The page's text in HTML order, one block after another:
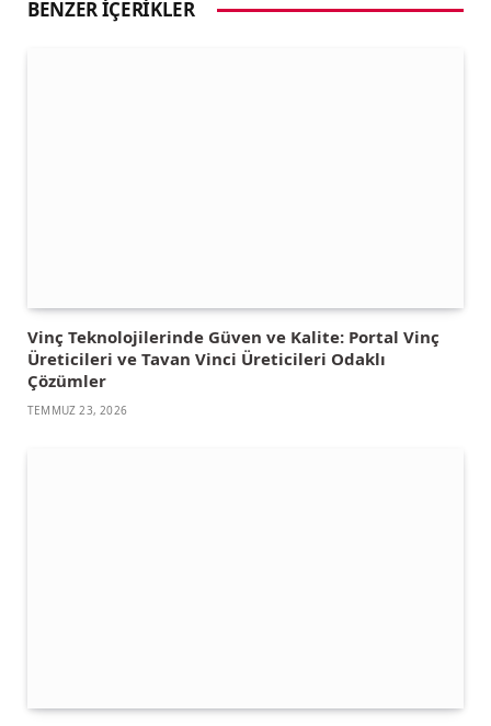
BENZER İÇERIKLER
Vinç Teknolojilerinde Güven ve Kalite: Portal Vinç
Üreticileri ve Tavan Vinci Üreticileri Odaklı
Çözümler
TEMMUZ 23, 2026